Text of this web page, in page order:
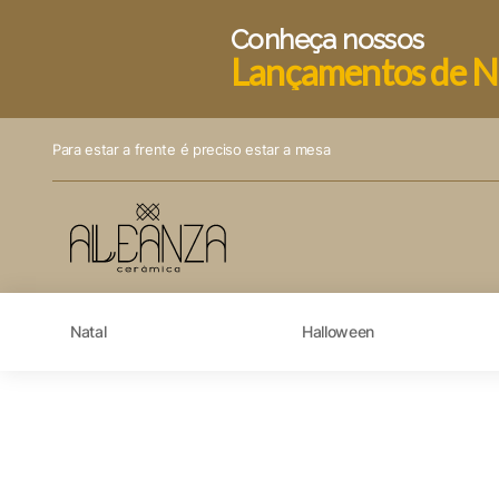
Conheça nossos
Lançamentos de
Para estar a frente é preciso estar a mesa
Natal Halloween